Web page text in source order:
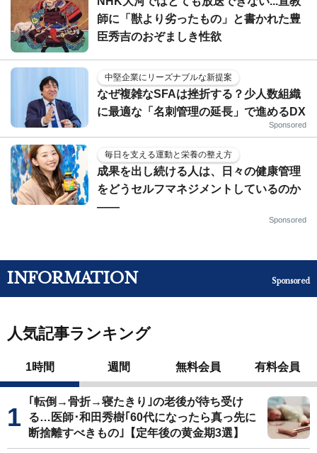
師に「獣より劣ったもの」と書かれた豊
臣秀吉のおぞましき性欲
中堅企業にリーズナブルな新提案
なぜ複雑なSFAは挫折する？少人数組織
に最適な「名刺管理の延長」で進めるDX
Sponsored
毎日を支える運動と栄養の整え方
成果を出し続ける人は、日々の健康管理
をどうセルフマネジメントしているのか
——
Sponsored
INFORMATION Sponsored
人気記事ランキング
1時間 週間 無料会員 有料会員
｢転倒→骨折→寝たきり｣の老後が待ち受け
る…医師･和田秀樹｢60代になったら真っ先に
断捨離すべきもの｣【定年後の黄金期3選】